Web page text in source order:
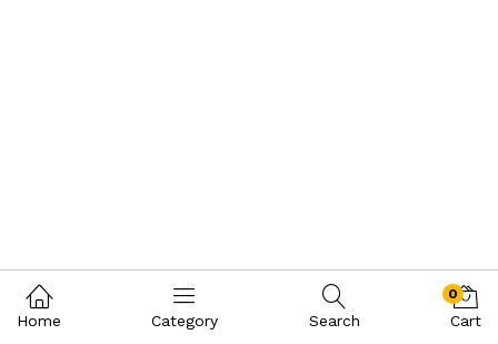
Home Category Search
0
Cart